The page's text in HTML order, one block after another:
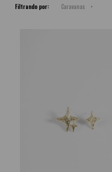
Filtrando por: Caravanas